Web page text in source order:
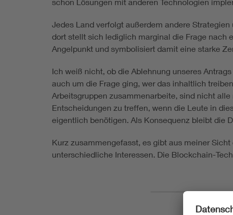
Jedes Land verfolgt außerdem andere
dort stellt sich lediglich marginal die Frage nach
Angelpunkt und symbolisiert damit eine starke
Ich weiß nicht, ob die Ablehnung unseres
auch um die Frage ging, wer das inhaltlich
Arbeitsgruppen zusammenarbeite, sind nicht
Entscheidungen zu treffen, wenn die Leute in
eigentlich benötigen. Als Konsequenz bleibt die
Kurz zusammengefasst, es gibt aus meiner
unterschiedliche Interessen. Die Blockchain-